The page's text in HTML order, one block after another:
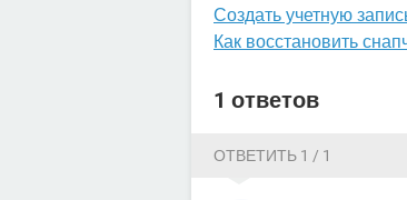
Создать учетную
Как восстановить
1 ответов
ОТВЕТИТЬ 1 / 1